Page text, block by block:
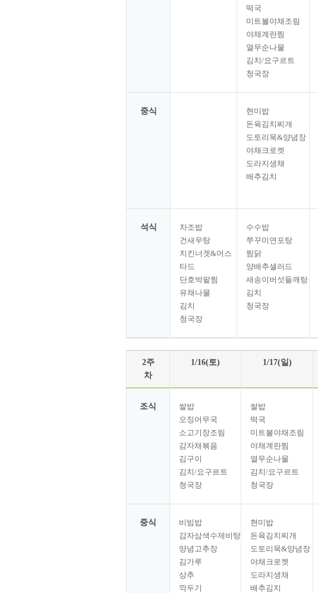
떡국
미트볼야채조림
야채계란찜
열무순나물
김치/요구르트
청국장
중식
현미밥
돈육김치찌개
도토리묵&양념장
야채크로켓
도라지생채
배추김치
석식
차조밥
건새우탕
치킨너겟&머스
타드
단호박팥찜
유채나물
김치
청국장
수수밥
쭈꾸미연포탕
찜닭
양배추샐러드
새송이버섯들깨탕
김치
청국장
2주
차
1/16(토) 1/17(일)
조식
쌀밥
오징어무국
소고기장조림
감자채볶음
김구이
김치/요구르트
청국장
쌀밥
떡국
미트볼야채조림
야채계란찜
열무순나물
김치/요구르트
청국장
중식
비빔밥
감자삼색수제비탕
양념고추장
김가루
상추
깍두기
현미밥
돈육김치찌개
도토리묵&양념장
야채크로켓
도라지생채
배추김치